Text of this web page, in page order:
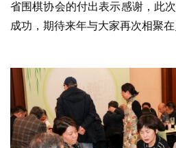
资
讯
省围棋协会的付出表示感谢，此次
成功，期待来年与大家再次相聚在